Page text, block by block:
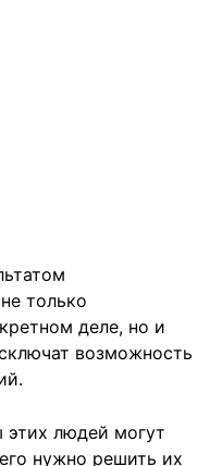
только
деле, но и
возможность
людей могут
нужно решить их